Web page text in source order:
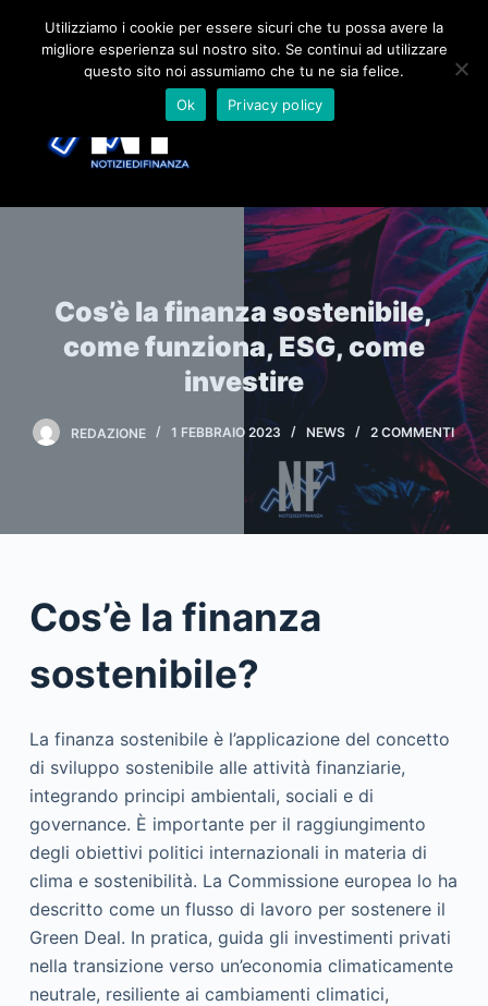
Cos’è la finanza sostenibile,
come funziona, ESG, come
investire
REDAZIONE 1 FEBBRAIO 2023 NEWS 2 COMMENTI
Cos’è la finanza
sostenibile?
La finanza sostenibile è l’applicazione del concetto
di sviluppo sostenibile alle attività finanziarie,
integrando principi ambientali, sociali e di
governance. È importante per il raggiungimento
degli obiettivi politici internazionali in materia di
clima e sostenibilità. La Commissione europea lo ha
descritto come un flusso di lavoro per sostenere il
Green Deal. In pratica, guida gli investimenti privati ​​
nella transizione verso un’economia climaticamente
neutrale, resiliente ai cambiamenti climatici,
Utilizziamo i cookie per essere sicuri che tu possa avere la
migliore esperienza sul nostro sito. Se continui ad utilizzare
questo sito noi assumiamo che tu ne sia felice.
Ok
Privacy policy